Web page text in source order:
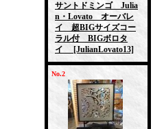
サントドミンゴ Julia
n・Lovato オーバレ
イ 超BIGサイズコー
ラル付 BIGボロタ
イ
[JulianLovato13]
No.2